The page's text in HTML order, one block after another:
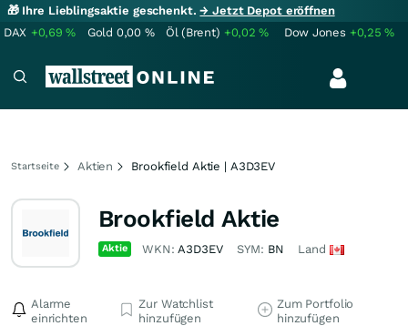
🎁 Ihre Lieblingsaktie geschenkt.→ Jetzt Depot eröffnen
DAX +0,69% Gold 0,00 % Öl (Brent) +0,02% Dow Jones +0,25%
Startseite Aktien Brookfield Aktie | A3D3EV
Brookfield Aktie
Aktie WKN:A3D3EV SYM: BN Land
Alarme
einrichten
Zur Watchlist
hinzufügen
Zum Portfolio
hinzufügen